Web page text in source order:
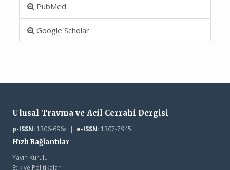
PubMed
Google Scholar
Ulusal Travma ve Acil Cerrahi Dergisi
p-ISSN:1306-696x | e-ISSN:1307-7945
Hızlı Bağlantılar
Yayın Kurulu
Etik ve Politikalar